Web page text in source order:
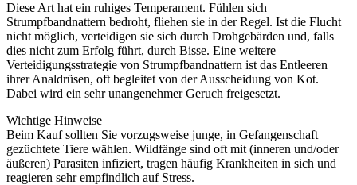
Diese Art hat ein ruhiges Temperament. Fühlen sich
Strumpfbandnattern bedroht, fliehen sie in der Regel. Ist die Flucht
nicht möglich, verteidigen sie sich durch Drohgebärden und, falls
dies nicht zum Erfolg führt, durch Bisse. Eine weitere
Verteidigungsstrategie von Strumpfbandnattern ist das Entleeren
ihrer Analdrüsen, oft begleitet von der Ausscheidung von Kot.
Dabei wird ein sehr unangenehmer Geruch freigesetzt.
Wichtige Hinweise
Beim Kauf sollten Sie vorzugsweise junge, in Gefangenschaft
gezüchtete Tiere wählen. Wildfänge sind oft mit (inneren und/oder
äußeren) Parasiten infiziert, tragen häufig Krankheiten in sich und
reagieren sehr empfindlich auf Stress.